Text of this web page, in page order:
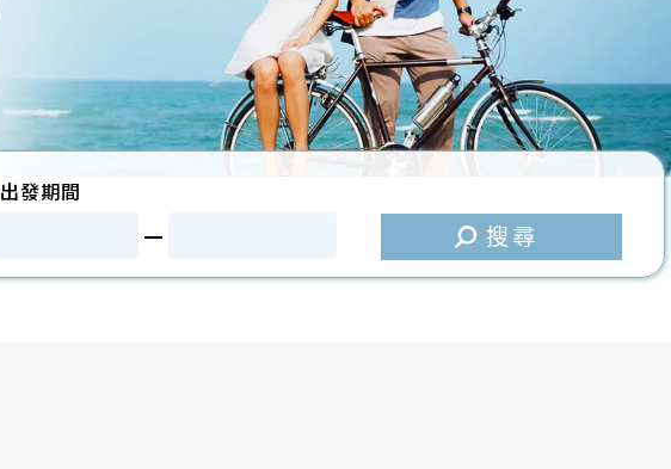
出發期間